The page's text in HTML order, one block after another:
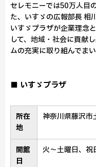
セレモニーでは50万人目
た、いすゞの広報部長 相
いすゞプラザが企業理念
して、地域・社会に貢献
ムの充実に取り組んでま
■ いすゞプラザ
所在
地
神奈川県藤沢市
開館
日
火～土曜日、